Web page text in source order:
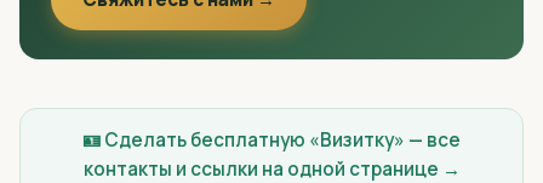
🪪 Сделать бесплатную «Визитку» — все
контакты и ссылки на одной странице →